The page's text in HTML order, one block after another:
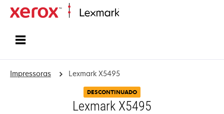
Impressoras Lexmark X5495
DESCONTINUADO
Lexmark X5495